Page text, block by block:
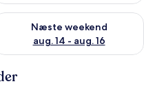
aug. 7 - aug. 9
Næste weekend
aug. 14 - aug. 16
tilgængelighed for næste